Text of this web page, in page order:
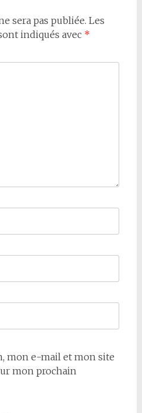
sera pas publiée. Les
indiqués avec *
mon e-mail et mon site
mon prochain